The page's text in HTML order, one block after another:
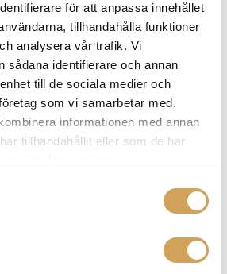
för att anpassa innehållet
tillhandahålla funktioner
analysera vår trafik. Vi
sådana identifierare och annan
till de sociala medier och
som vi samarbetar med.
informationen med annan
tillhandahållit eller som de har